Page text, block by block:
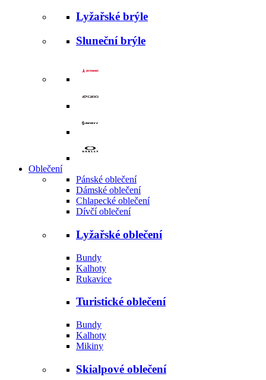
Lyžařské brýle
Sluneční brýle
Oblečení
Pánské oblečení
Dámské oblečení
Chlapecké oblečení
Dívčí oblečení
Lyžařské oblečení
Bundy
Kalhoty
Rukavice
Turistické oblečení
Bundy
Kalhoty
Mikiny
Skialpové oblečení